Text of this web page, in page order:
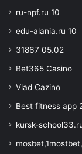
ru-npf.ru 10
edu-alania.ru 10
31867 05.02
Bet365 Casino
Vlad Cazino
Best fitness app
kursk-